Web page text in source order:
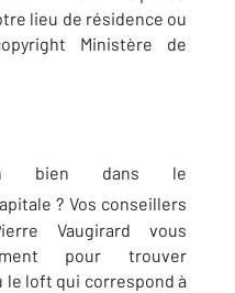
lieu de résidence ou
Ministère de
bien dans le
? Vos conseillers
Vaugirard vous
pour trouver
le loft qui correspond à